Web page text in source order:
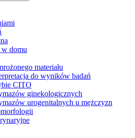
domu
materiału
do wyników badań
CITO
ginekologicznych
urogenitalnych u mężczyzn